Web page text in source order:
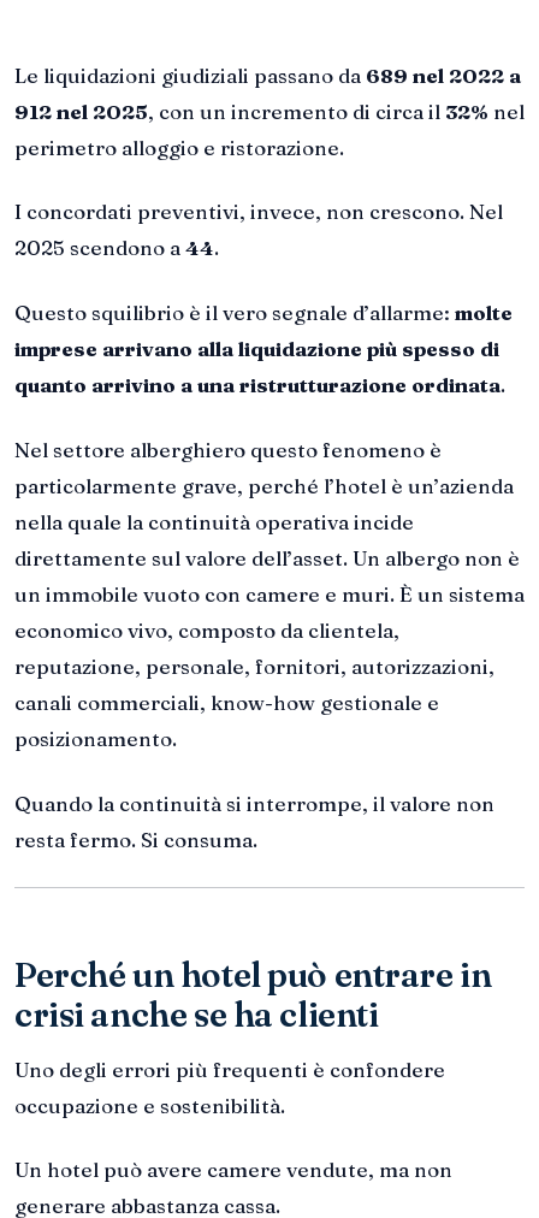
Le liquidazioni giudiziali passano da 689 nel 2022 a
912 nel 2025, con un incremento di circa il 32% nel
perimetro alloggio e ristorazione.
I concordati preventivi, invece, non crescono. Nel
2025 scendono a44.
Questo squilibrio è il vero segnale d’allarme: molte
imprese arrivano alla liquidazione più spesso di
quanto arrivino a una ristrutturazione ordinata.
Nel settore alberghiero questo fenomeno è
particolarmente grave, perché l’hotel è un’azienda
nella quale la continuità operativa incide
direttamente sul valore dell’asset. Un albergo non è
un immobile vuoto con camere e muri. È un sistema
economico vivo, composto da clientela,
reputazione, personale, fornitori, autorizzazioni,
canali commerciali, know-how gestionale e
posizionamento.
Quando la continuità si interrompe, il valore non
resta fermo. Si consuma.
Perché un hotel può entrare in
crisi anche se ha clienti
Uno degli errori più frequenti è confondere
occupazione e sostenibilità.
Un hotel può avere camere vendute, ma non
generare abbastanza cassa.